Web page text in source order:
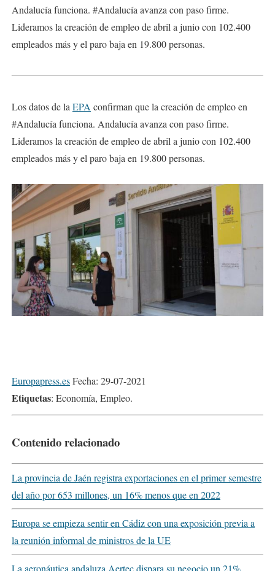
Andalucía funciona. #Andalucía avanza con paso firme.
Lideramos la creación de empleo de abril a junio con 102.400
empleados más y el paro baja en 19.800 personas.
Los datos de laEPAconfirman que la creación de empleo en
#Andalucía funciona. Andalucía avanza con paso firme.
Lideramos la creación de empleo de abril a junio con 102.400
empleados más y el paro baja en 19.800 personas.
Europapress.esFecha: 29-07-2021
Etiquetas: Economía, Empleo.
Contenido relacionado
La provincia de Jaén registra exportaciones en el primer semestre
del año por 653 millones, un 16% menos que en 2022
Europa se empieza sentir en Cádiz con una exposición previa a
la reunión informal de ministros de la UE
La aeronáutica andaluza Aertec dispara su negocio un 21%,